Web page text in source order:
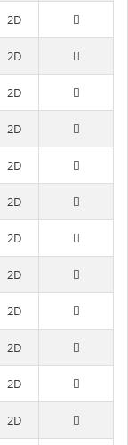
2D
2D
2D
2D
2D
2D
2D
2D
2D
2D
2D
2D